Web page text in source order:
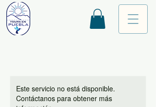
Este servicio no está disponible.
Contáctanos para obtener más